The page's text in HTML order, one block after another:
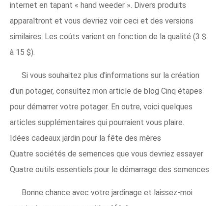
internet en tapant « hand weeder ». Divers produits
apparaîtront et vous devriez voir ceci et des versions
similaires. Les coûts varient en fonction de la qualité (3 $
à 15 $).
Si vous souhaitez plus d'informations sur la création
d'un potager, consultez mon article de blog Cinq étapes
pour démarrer votre potager. En outre, voici quelques
articles supplémentaires qui pourraient vous plaire.
Idées cadeaux jardin pour la fête des mères
Quatre sociétés de semences que vous devriez essayer
Quatre outils essentiels pour le démarrage des semences
Bonne chance avec votre jardinage et laissez-moi